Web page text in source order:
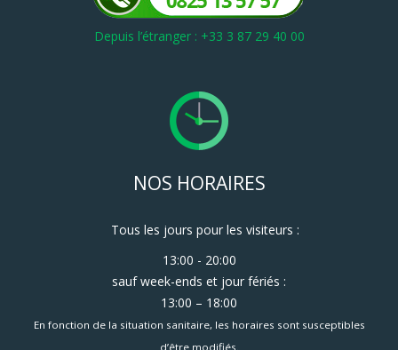
Depuis l’étranger : +33 3 87 29 40 00
NOS HORAIRES
Tous les jours pour les visiteurs :
13:00 - 20:00
sauf week-ends et jour fériés :
13:00 – 18:00
En fonction de la situation sanitaire, les horaires sont susceptibles
d’être modifiés.